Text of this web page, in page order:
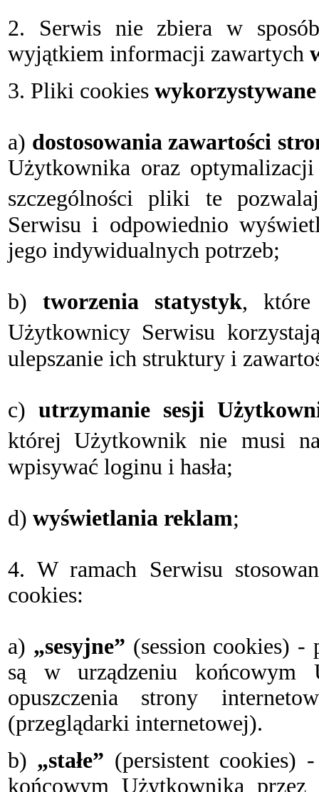
2. Serwis nie zbiera w
wyjątkiem informacji zawartych
3. Pliki cookies
a) dostosowania zawartości
Użytkownika oraz
szczególności pliki te pozwalaj
Serwisu i odpowiednio wyś
jego indywidualnych potrzeb;
b) tworzenia statystyk, które
Użytkownicy Serwisu korzystaj
ulepszanie ich struktury i zawarto
c) utrzymanie sesji Uż
której Użytkownik nie
musi
wpisywać loginu i hasła;
d) wyświetlania reklam;
4. W ramach Serwisu
cookies:
a) „sesyjne” (session cookies) -
są w urządzeniu końcowym
opuszczenia strony
(przeglądarki internetowej).
b) „stałe” (persistent cookies)
końcowym Użytkownika